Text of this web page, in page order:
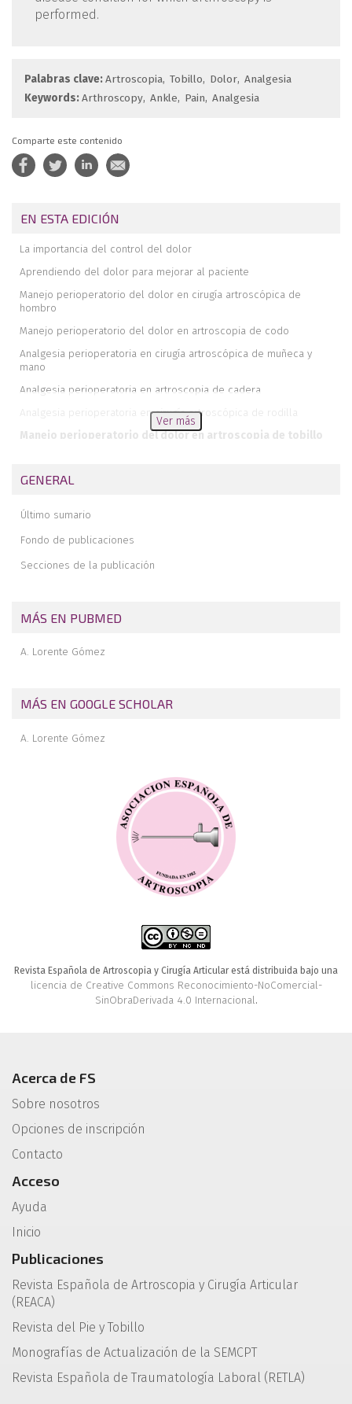
performed.
Palabras clave:Artroscopia Tobillo Dolor Analgesia
Keywords:Arthroscopy Ankle Pain Analgesia
Comparte este contenido
EN ESTA EDICIÓN
La importancia del control del dolor
Aprendiendo del dolor para mejorar al paciente
Manejo perioperatorio del dolor en cirugía artroscópica de
hombro
Manejo perioperatorio del dolor en artroscopia de codo
Analgesia perioperatoria en cirugía artroscópica de muñeca y
mano
Analgesia perioperatoria en artroscopia de cadera
Analgesia perioperatoria en cirugía artroscópica de rodilla
Manejo perioperatorio del dolor en artroscopia de tobillo
Técnica de aplicación del parche de capsaicina 179 mg
Ver más
GENERAL
Último sumario
Fondo de publicaciones
Secciones de la publicación
MÁS EN PUBMED
A. Lorente Gómez
MÁS EN GOOGLE SCHOLAR
A. Lorente Gómez
Revista Española de Artroscopia y Cirugía Articular está distribuida bajo una
licencia de Creative Commons Reconocimiento-NoComercial-
SinObraDerivada 4.0 Internacional.
Acerca de FS
Sobre nosotros
Opciones de inscripción
Contacto
Acceso
Ayuda
Inicio
Publicaciones
Revista Española de Artroscopia y Cirugía Articular
(REACA)
Revista del Pie y Tobillo
Monografías de Actualización de la SEMCPT
Revista Española de Traumatología Laboral (RETLA)